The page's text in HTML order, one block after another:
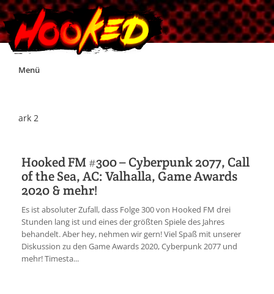
Skip
Menü
Impressum
Jobs
Discord
ark 2
Hooked FM #300 – Cyberpunk 2077, Call
of the Sea, AC: Valhalla, Game Awards
2020 & mehr!
Es ist absoluter Zufall, dass Folge 300 von Hooked FM drei
Stunden lang ist und eines der größten Spiele des Jahres
behandelt. Aber hey, nehmen wir gern! Viel Spaß mit unserer
Diskussion zu den Game Awards 2020, Cyberpunk 2077 und
mehr! Timesta...